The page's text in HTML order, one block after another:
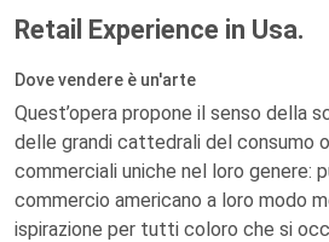
Retail Experience in Usa.
Dove vendere è un'arte
Quest’opera propone il senso della
delle grandi cattedrali del consumo
commerciali uniche nel loro genere:
commercio americano a loro modo
ispirazione per tutti coloro che si